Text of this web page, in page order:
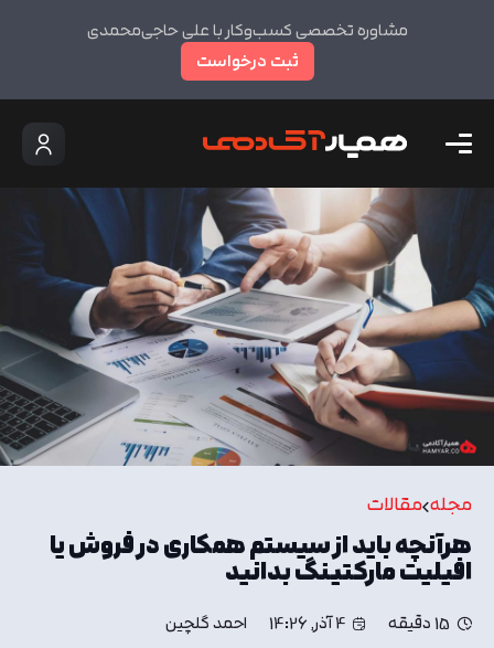
مشاوره تخصصی کسب‌وکار با علی حاجی‌محمدی
ثبت درخواست
مجله مقالات
هرآنچه باید از سیستم همکاری در فروش یا
افیلیت مارکتینگ بدانید
15 دقیقه 4 آذر, 14:26 احمد گلچین